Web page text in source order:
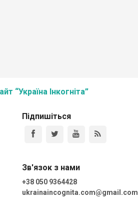
“Україна Інкогніта”
Підпишіться
Зв'язок з нами
+38 050 9364428
ukrainaincognita.com@gmail.com